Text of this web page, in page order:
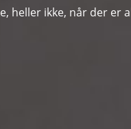
heller ikke, når der er